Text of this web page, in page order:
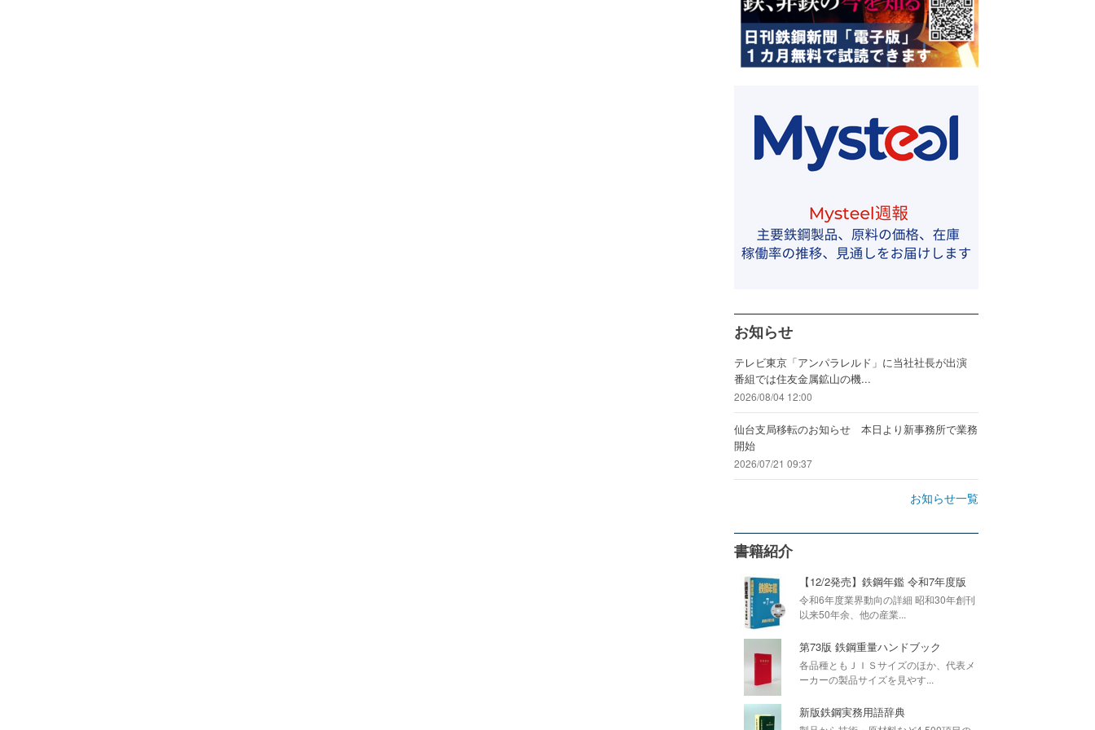
お知らせ
テレビ東京「アンパラレルド」に当社社長が出演
番組では住友金属鉱山の機...
2026/08/04 12:00
仙台支局移転のお知らせ 本日より新事務所で業務
開始
2026/07/21 09:37
お知らせ一覧
書籍紹介
【12/2発売】鉄鋼年鑑 令和7年度版
令和6年度業界動向の詳細 昭和30年創刊
以来50年余、他の産業...
第73版 鉄鋼重量ハンドブック
各品種ともＪＩＳサイズのほか、代表メ
ーカーの製品サイズを見やす...
新版鉄鋼実務用語辞典